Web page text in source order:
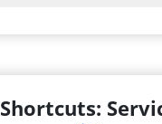
Shortcuts: